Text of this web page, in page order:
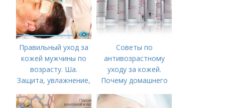
Правильный уход за
кожей мужчины по
возрасту. Ша.
Защита, увлажнение,
Советы по
антивозрастному
уходу за кожей.
Почему домашнего